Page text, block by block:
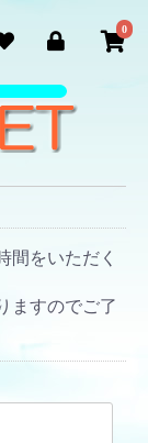
0
間をいただく
ますのでご了